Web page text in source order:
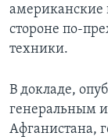
американские
стороне по-
техники.
В докладе,
генеральным
Афганистана,